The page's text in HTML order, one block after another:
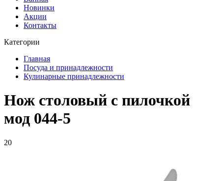
Новинки
Акции
Контакты
Категории
Главная
Посуда и принадлежности
Кулинарные принадлежности
Нож столовый с пилочкой
мод 044-5
20